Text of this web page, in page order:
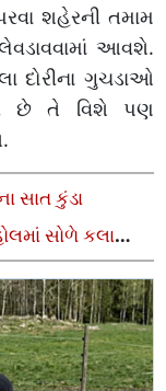
શહેરની તમામ
આવશે.
દોરીના ગુચડાઓ
છે તે વિશે પણ
સાત કુંડા
સોળે કલાએ